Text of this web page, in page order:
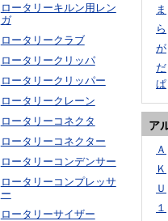
ロータリーキルン用レン
ガ
ロータリークラブ
ロータリークリッパ
ロータリークリッパー
ロータリークレーン
ロータリーコネクタ
ロータリーコネクター
ロータリーコンデンサー
ロータリーコンプレッサ
ー
ロータリーサイザー
ま
ら
が
だ
ぱ
ア
Ａ
Ｋ
Ｕ
１